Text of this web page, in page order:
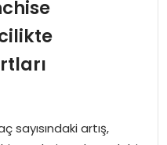
sayısındaki artış,